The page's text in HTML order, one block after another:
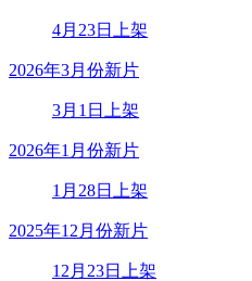
4月23日上架
2026年3月份新片
3月1日上架
2026年1月份新片
1月28日上架
2025年12月份新片
12月23日上架